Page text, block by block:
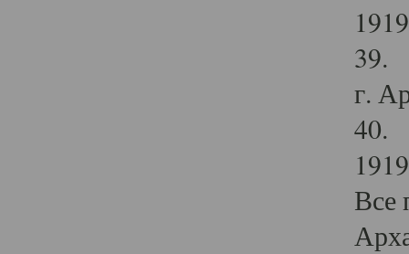
39.
г.
40.
Все